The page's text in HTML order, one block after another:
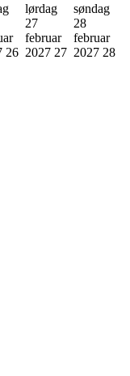
26
lørdag
27
februar
2027 27
søndag
28
februar
2027 28